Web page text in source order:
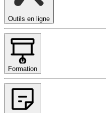
Outils en ligne
Formation